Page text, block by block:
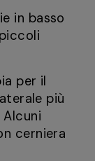
in basso
per il
più
cerniera